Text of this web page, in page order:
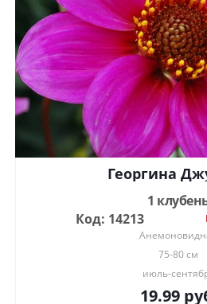
Георгина
1
Код: 14213
75-80 см
июль-
19.99